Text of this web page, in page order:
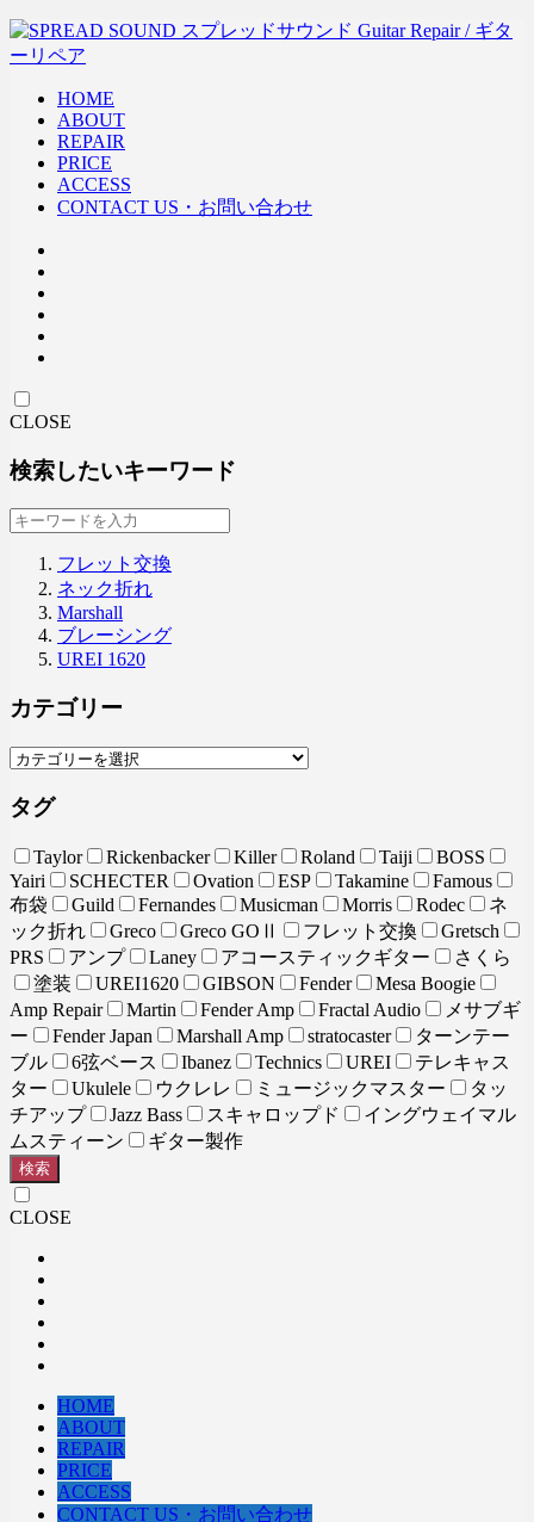
HOME
ABOUT
REPAIR
PRICE
ACCESS
CONTACT US・お問い合わせ
CLOSE
検索したいキーワード
フレット交換
ネック折れ
Marshall
ブレーシング
UREI 1620
カテゴリー
タグ
Taylor Rickenbacker Killer Roland Taiji
BOSS
Yairi
SCHECTER Ovation ESP Takamine
Famous
布袋
Guild Fernandes Musicman Morris Rodec
ネ
ック折れ
Greco Greco GOⅡ フレット交換
Gretsch
PRS
アンプ Laney アコースティックギター
さくら
塗装
UREI1620 GIBSON Fender
Mesa Boogie
Amp Repair
Martin Fender Amp Fractal Audio
メサブギ
ー
Fender Japan Marshall Amp stratocaster
ターンテー
ブル
6弦ベース Ibanez Technics UREI
テレキャス
ター
Ukulele ウクレレ ミュージックマスター
タッ
チアップ
Jazz Bass スキャロップド
イングウェイマル
ムスティーン
ギター製作
検索
CLOSE
HOME
ABOUT
REPAIR
PRICE
ACCESS
CONTACT US・お問い合わせ